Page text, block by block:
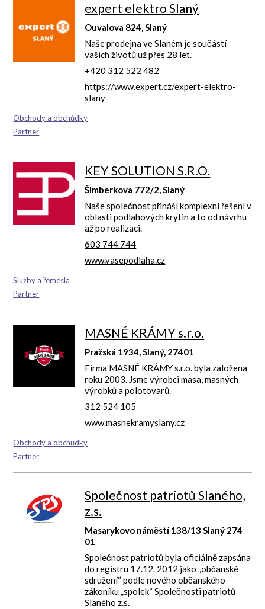
expert elektro Slaný
Ouvalova 824, Slaný
Naše prodejna ve Slaném je součástí
vašich životů už přes 28 let.
+420 312 522 482
https://www.expert.cz/expert-elektro-
slany
Obchody a obchůdky
Partner
KEY SOLUTION S.R.O.
Šimberkova 772/2, Slaný
Naše společnost přináší komplexní řešení v
oblasti podlahových krytin a to od návrhu
až po realizaci.
603 744 744
www.vasepodlaha.cz
Služby a řemesla
Partner
MASNÉ KRÁMY s.r.o.
Pražská 1934, Slaný, 27401
Firma MASNÉ KRÁMY s.r.o. byla založena
roku 2003. Jsme výrobci masa, masných
výrobků a polotovarů.
312 524 105
www.masnekramyslany.cz
Obchody a obchůdky
Partner
Společnost patriotů Slaného,
z.s.
Masarykovo náměstí 138/13 Slaný 274
01
Společnost patriotů byla oficiálně zapsána
do registru 17.12. 2012 jako „občanské
sdružení“ podle nového občanského
zákoníku „spolek“ Společnosti patriotů
Slaného z.s.